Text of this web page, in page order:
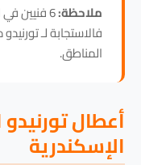
ملاحظة: 6 فنيين
فالاستجابة لـ
المناطق.
أعطال
الإسكندرية